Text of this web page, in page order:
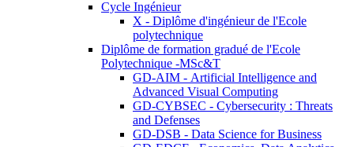
Cycle Ingénieur
X - Diplôme d'ingénieur de l'Ecole
polytechnique
Diplôme de formation gradué de l'Ecole
Polytechnique -MSc&T
GD-AIM - Artificial Intelligence and
Advanced Visual Computing
GD-CYBSEC - Cybersecurity : Threats
and Defenses
GD-DSB - Data Science for Business